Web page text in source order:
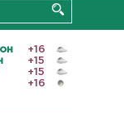
+16
+15
+15
+16